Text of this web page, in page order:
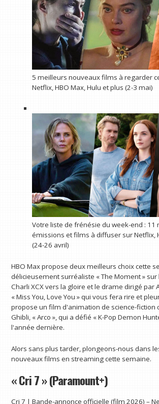
5 meilleurs nouveaux films à regarder
Netflix, HBO Max, Hulu et plus (2-3 mai)
Votre liste de frénésie du week-end : 11
émissions et films à diffuser sur Netflix,
(24-26 avril)
HBO Max propose deux meilleurs choix cette
délicieusement surréaliste « The Moment »
Charli XCX vers la gloire et le drame dirigé par
« Miss You, Love You » qui vous fera rire et
propose un film d'animation de science-fiction
Ghibli, « Arco », qui a défié « K-Pop Demon
l'année dernière.
Alors sans plus tarder, plongeons-nous dans
nouveaux films en streaming cette semaine.
« Cri 7 » (Paramount+)
Cri 7 | Bande-annonce officielle (film 2026) –